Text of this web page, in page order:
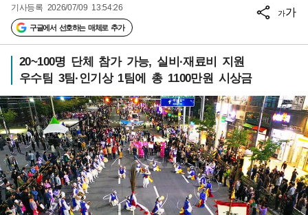
기사등록 2026/07/09 13:54:26
구글에서 선호하는 매체로 추가
가가
20~100명 단체 참가 가능, 실비·재료비 지원
우수팀 3팀·인기상 1팀에 총 1100만원 시상금